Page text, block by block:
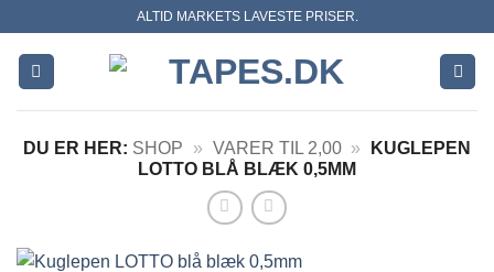
content
ALTID MARKETS LAVESTE PRISER.
DU ER HER: SHOP » VARER TIL 2,00 »
KUGLEPEN
LOTTO BLÅ BLÆK 0,5MM